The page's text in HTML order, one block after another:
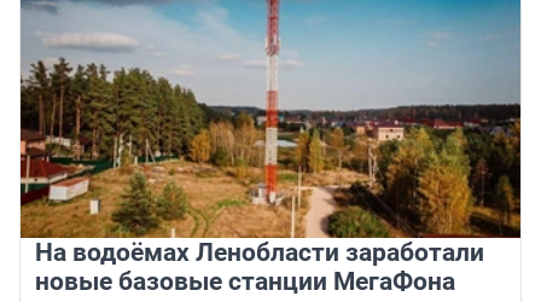
На водоёмах Ленобласти заработали
новые базовые станции МегаФона